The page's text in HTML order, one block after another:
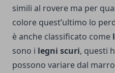
simili al rovere ma per
colore quest’ultimo lo
è anche classificato come
sono i legni scuri, questi
possono variare dal